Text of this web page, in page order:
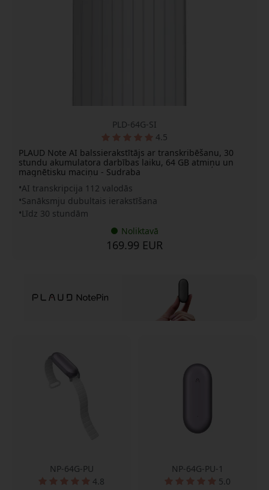
PLD-64G-SI
4.5
PLAUD Note AI balssierakstītājs ar transkribēšanu, 30
stundu akumulatora darbības laiku, 64 GB atmiņu un
magnētisku maciņu - Sudraba
AI transkripcija 112 valodās
Sanāksmju dubultais ierakstīšana
Līdz 30 stundām
Noliktavā
169.99 EUR
NP-64G-PU
4.8
NP-64G-PU-1
5.0